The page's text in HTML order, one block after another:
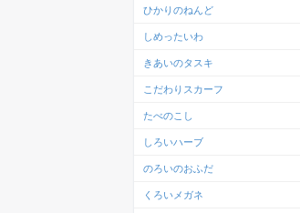
ひかりのねんど
しめったいわ
きあいのタスキ
こだわりスカーフ
たべのこし
しろいハーブ
のろいのおふだ
くろいメガネ